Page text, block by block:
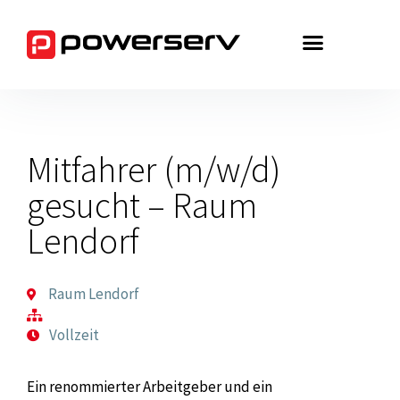
Inhalt
springen
Mitfahrer (m/w/d)
gesucht – Raum
Lendorf
Raum Lendorf
Vollzeit
Ein renommierter Arbeitgeber und ein